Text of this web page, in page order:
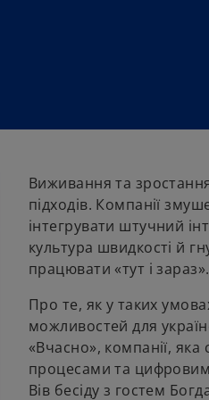
Виживання та
підходів. Компанії
інтегрувати штучний
культура швидкості й
працювати «тут і
Про те, як у таких
можливостей для
«Вчасно», компанії, яка
процесами та
Вів бесіду з гостем